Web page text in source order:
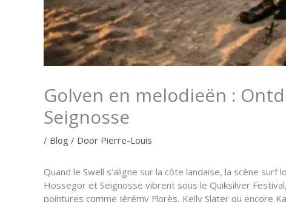
Golven en melodieën :
Seignosse
/ Blog / Door Pierre-Louis
Quand le Swell s’aligne sur la côte landaise, la scène
Hossegor et Seignosse vibrent sous le Quiksilver
pointures comme Jérémy Florès, Kelly Slater ou encore